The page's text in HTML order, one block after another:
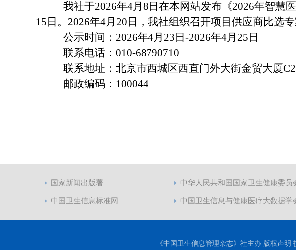
我社于2026年4月8日在本网站发布《2026年智慧
15日。2026年4月20日，我社组织召开项目供应商比选
公示时间： 2026年4月23日-2026年4月25日
联系电话： 010-68790710
联系地址：北京市西城区西直门外大街金贸大厦
邮政编码： 100044
国家新闻出版署 中华人民共和国国家卫生健康委员
中国卫生信息标准网 中国卫生信息与健康医疗大数据学
《中国卫生信息管理杂志》社主办 版权声